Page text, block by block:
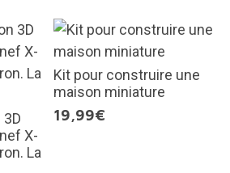
X-
La
Kit pour construire une
maison miniature
19,99€